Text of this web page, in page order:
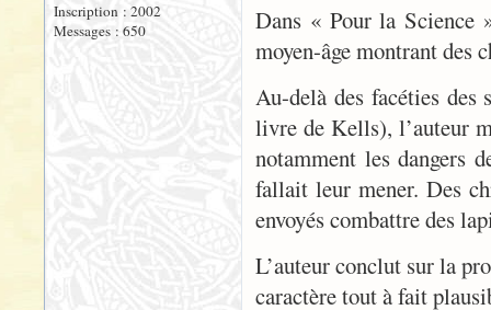
Inscription : 2002
Messages : 650
Dans « Pour la Science
moyen-âge montrant des
Au-delà des facéties
livre de Kells), l’auteur
notamment les dangers
fallait leur mener. Des
envoyés combattre des
L’auteur conclut sur la
caractère tout à fait